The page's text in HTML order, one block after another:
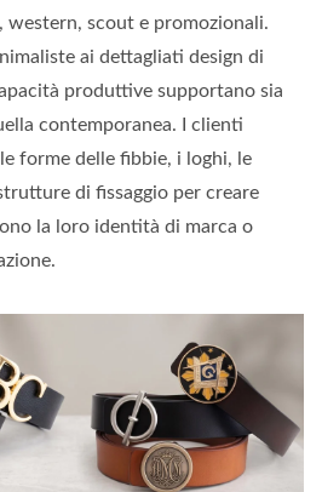
western, scout e promozionali.
ai dettagliati design di
produttive supportano sia
contemporanea. I clienti
forme delle fibbie, i loghi, le
di fissaggio per creare
la loro identità di marca o